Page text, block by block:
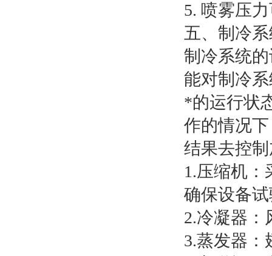
5. 喷雾压
五、制冷
制冷系统
能对制冷
*的运行状
作的情况
结果去控
1.压缩机
确保设备
2.冷凝器：
3.蒸发器：